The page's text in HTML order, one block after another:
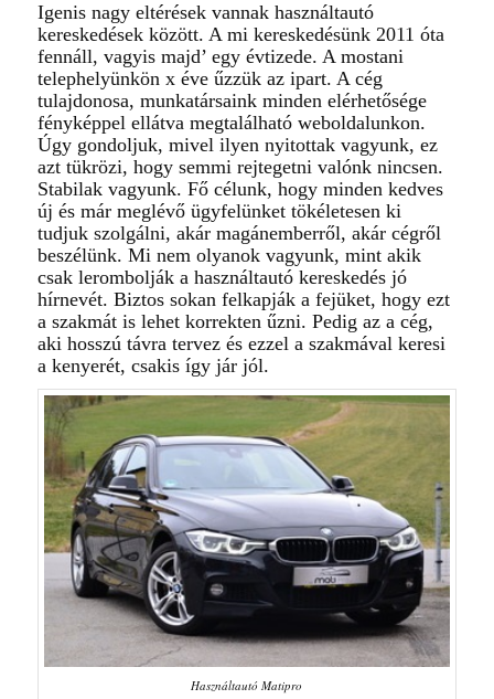
Igenis nagy eltérések vannak használtautó
kereskedések között. A mi kereskedésünk 2011 óta
fennáll, vagyis majd’ egy évtizede. A mostani
telephelyünkön x éve űzzük az ipart. A cég
tulajdonosa, munkatársaink minden elérhetősége
fényképpel ellátva megtalálható weboldalunkon.
Úgy gondoljuk, mivel ilyen nyitottak vagyunk, ez
azt tükrözi, hogy semmi rejtegetni valónk nincsen.
Stabilak vagyunk. Fő célunk, hogy minden kedves
új és már meglévő ügyfelünket tökéletesen ki
tudjuk szolgálni, akár magánemberről, akár cégről
beszélünk. Mi nem olyanok vagyunk, mint akik
csak lerombolják a használtautó kereskedés jó
hírnevét. Biztos sokan felkapják a fejüket, hogy ezt
a szakmát is lehet korrekten űzni. Pedig az a cég,
aki hosszú távra tervez és ezzel a szakmával keresi
a kenyerét, csakis így jár jól.
Használtautó Matipro